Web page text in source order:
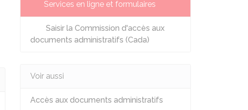
Services en ligne et formulaires
Saisir la Commission d'accès aux
documents administratifs (Cada)
Voir aussi
Accès aux documents administratifs